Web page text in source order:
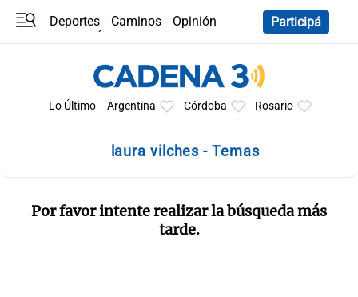
Deportes Caminos
Opinión
Participá
Lo Último Argentina Córdoba Rosario
laura vilches - Temas
Por favor intente realizar la búsqueda más
tarde.